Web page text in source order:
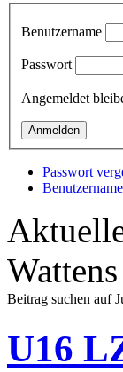
Benutzername
Passwort
Angemeldet
Passwort
Wattens
Beitrag suchen auf
U16